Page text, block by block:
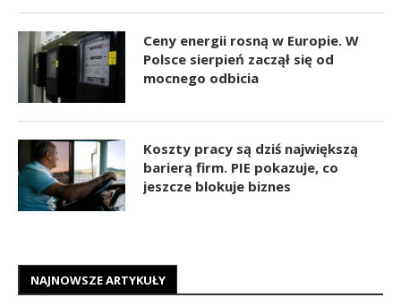
Ceny energii rosną w Europie. W
Polsce sierpień zaczął się od
mocnego odbicia
Koszty pracy są dziś największą
barierą firm. PIE pokazuje, co
jeszcze blokuje biznes
NAJNOWSZE ARTYKUŁY